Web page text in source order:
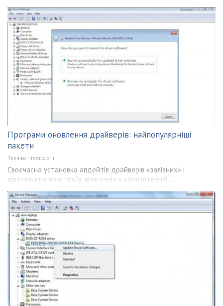
Програми оновлення драйверів: найпопулярніші
пакети
Техніка і технології
Своєчасна установка апдейтів драйверів «залізних» і
віртуальних пристроїв, присутніх у комп'ютерній ...